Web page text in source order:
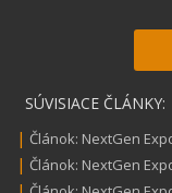
SÚVISIACE ČLÁNKY:
| Článok: NextGen
| Článok: NextGen